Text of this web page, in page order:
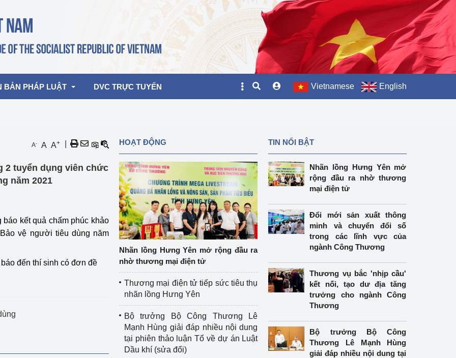
Hoạt động của Lãnh đạo Bộ
2026
luận
Họp báo
BẢN PHÁP LUẬT
hợp nhất
DVC TRỰC TUYẾN Vietnamese English
A- A A+
2 tuyển dụng viên chức
năm 2021
kết quả chấm phúc khảo
vệ người tiêu dùng năm
đến thí sinh có đơn đề
HOẠT ĐỘNG
Nhãn lồng Hưng Yên mở rộng đầu ra
nhờ thương mại điện tử
Thương mại điện tử tiếp sức tiêu thụ
nhãn lồng Hưng Yên
Bộ trưởng Bộ Công Thương Lê
Mạnh Hùng giải đáp nhiều nội dung
tại phiên thảo luận Tổ về dự án Luật
Dầu khí (sửa đổi)
TIN NỔI BẬT
Nhãn lồng Hưng Yên mở
rộng đầu ra nhờ thương
mại điện tử
Đổi mới sản xuất thông
minh và chuyển đổi số
trong các lĩnh vực của
ngành Công Thương
Thương vụ bắc 'nhịp cầu'
kết nối, tạo dư địa tăng
trưởng cho ngành Công
Thương
Bộ trưởng Bộ Công
Thương Lê Mạnh Hùng
giải đáp nhiều nội dung tại